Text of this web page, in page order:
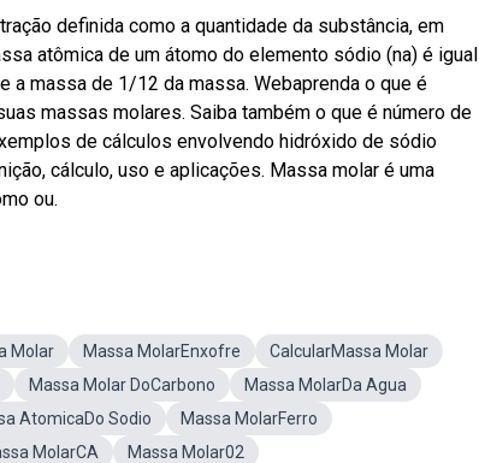
definida como a quantidade da substância, em
atômica de um átomo do elemento sódio (na) é igual
massa de 1/12 da massa. Webaprenda o que é
massas molares. Saiba também o que é número de
de cálculos envolvendo hidróxido de sódio
cálculo, uso e aplicações. Massa molar é uma
ou.
Molar Massa MolarEnxofre
CalcularMassa Molar
Massa Molar DoCarbono
Massa MolarDa Agua
AtomicaDo Sodio
Massa MolarFerro
MolarCA
Massa Molar02